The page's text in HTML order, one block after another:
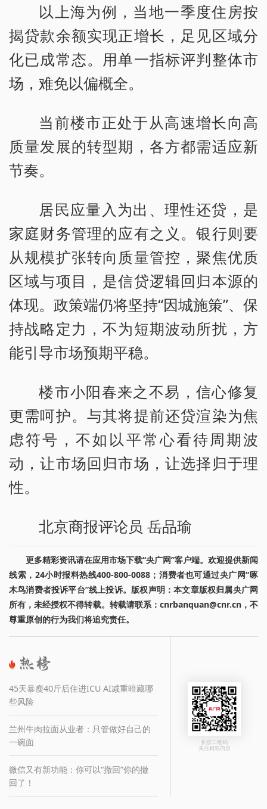
以上海为例，当地一季度住房按
揭贷款余额实现正增长，足见区域分
化已成常态。用单一指标评判整体市
场，难免以偏概全。
当前楼市正处于从高速增长向高
质量发展的转型期，各方都需适应新
节奏。
居民应量入为出、理性还贷，是
家庭财务管理的应有之义。银行则要
从规模扩张转向质量管控，聚焦优质
区域与项目，是信贷逻辑回归本源的
体现。政策端仍将坚持“因城施策”、保
持战略定力，不为短期波动所扰，方
能引导市场预期平稳。
楼市小阳春来之不易，信心修复
更需呵护。与其将提前还贷渲染为焦
虑符号，不如以平常心看待周期波
动，让市场回归市场，让选择归于理
性。
北京商报评论员 岳品瑜
更多精彩资讯请在应用市场下载“央广网”客户端。欢迎提供新闻
线索，24小时报料热线400-800-0088；消费者也可通过央广网“啄
木鸟消费者投诉平台”线上投诉。版权声明：本文章版权归属央广网
所有，未经授权不得转载。转载请联系：cnrbanquan@cnr.cn，不
尊重原创的行为我们将追究责任。
45天暴瘦40斤后住进ICU AI减重暗藏哪
些风险
兰州牛肉拉面从业者：只管做好自己的
一碗面
微信又有新功能：你可以“撤回”你的撤
回了！
长按二维码
关注精彩内容